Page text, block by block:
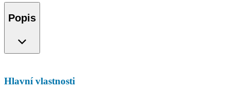
Popis
Hlavní vlastnosti